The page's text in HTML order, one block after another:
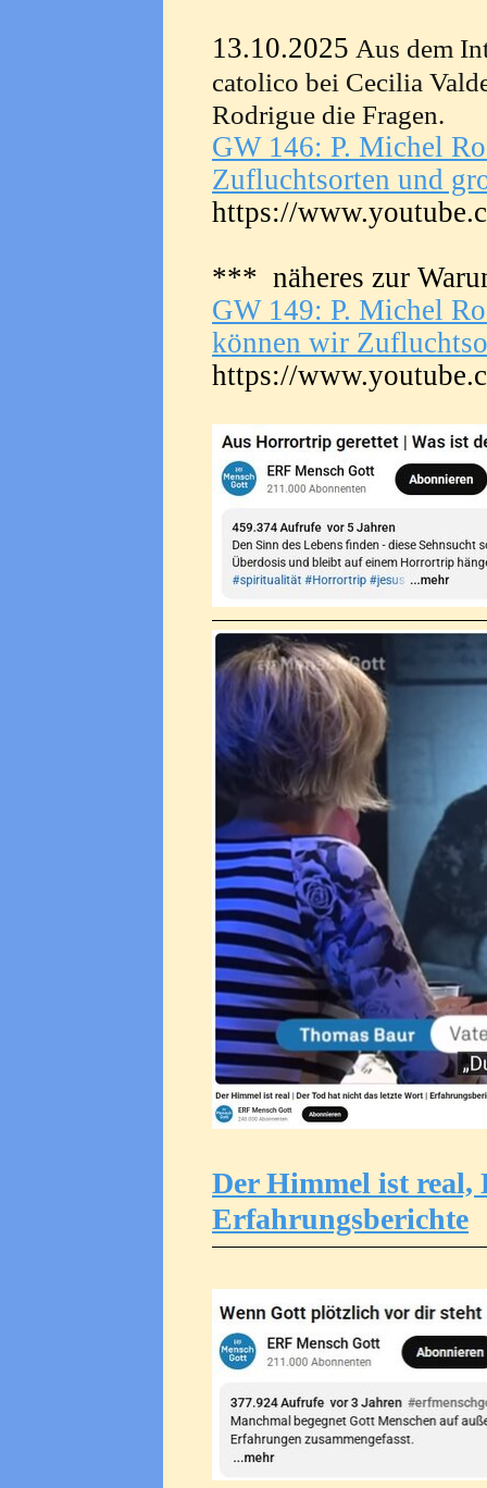
13.10.2025 Aus dem
catolico bei Cecilia
Rodrigue die Fragen.
GW 146: P. Michel
Zufluchtsorten und
https://
*** näheres zur
GW 149: P. Michel
können wir
https://
Der Himmel ist real,
Erfahrungsberichte